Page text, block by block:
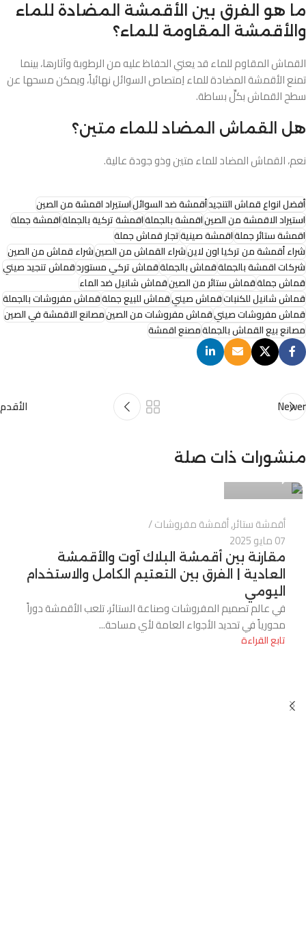
ما هو الفرق بين الأقمشة المضادة للماء
والأقمشة المقاومة للماء؟
القماش المقاوم للماء قد يعني الحفاظ عليه من الرطوبة وآثارها، بينما
تمنع الأقمشة المضادة للماء اِمتصاص السوائل نهائياً، ويمكن مسحها عن
سطح القماش بكلِّ بساطة.
هل القماش المضاد للماء متين؟
نعم، القماش المضاد للماء متين وذو جودة عالية.
أفضل انواع قماش التنجيدأقمشة ضد السوائلاستيراد اقمشة من الصين
استيراد الاقمشة من الصيناقمشة بالجملةاقمشة تركية بالجملةاقمشة جملة
اقمشة ستائر جملةاقمشة صينيةتجار قماش جملة
شراء أقمشة من تركيا اون لاينشراء القماش من الصينشراء قماش من الصين
شركات اقمشة بالجملةقماش بالجملةقماش تركي مستوردقماش تنجيد صيني
قماش جملةقماش ستائر من الصينقماش شانيل ضد الماء
قماش شانيل للكنباتقماش صينيقماش للبيع جملةقماش مفروشات بالجملة
قماش مفروشات صينيقماش مفروشات من الصينمصانع الاقمشة في الصين
مصانع بيع القماش بالجملةمصنع اقمشة
Newer الأقدم
منشورات ذات صلة
أقمشة ستائر,أقمشة مفروشات
07 مايو 2025
مقارنة بين أقمشة البلاك آوت والأقمشة
العادية | الفرق بين التعتيم الكامل والاستخدام
اليومي
في عالم تصميم المفروشات وصناعة الستائر، تلعب الأقمشة دوراً
محورياً في تحديد الأجواء العامة لأي مساحة...
تابع القراءة